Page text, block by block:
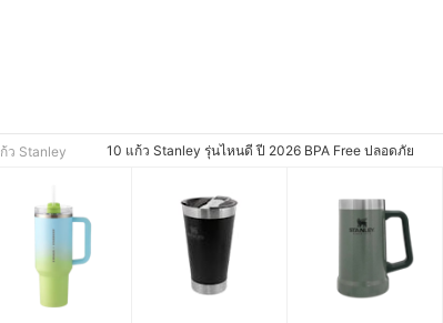
ว Stanley 10 แก้ว Stanley รุ่นไหนดี ปี 2026 BPA Free ปลอดภัย